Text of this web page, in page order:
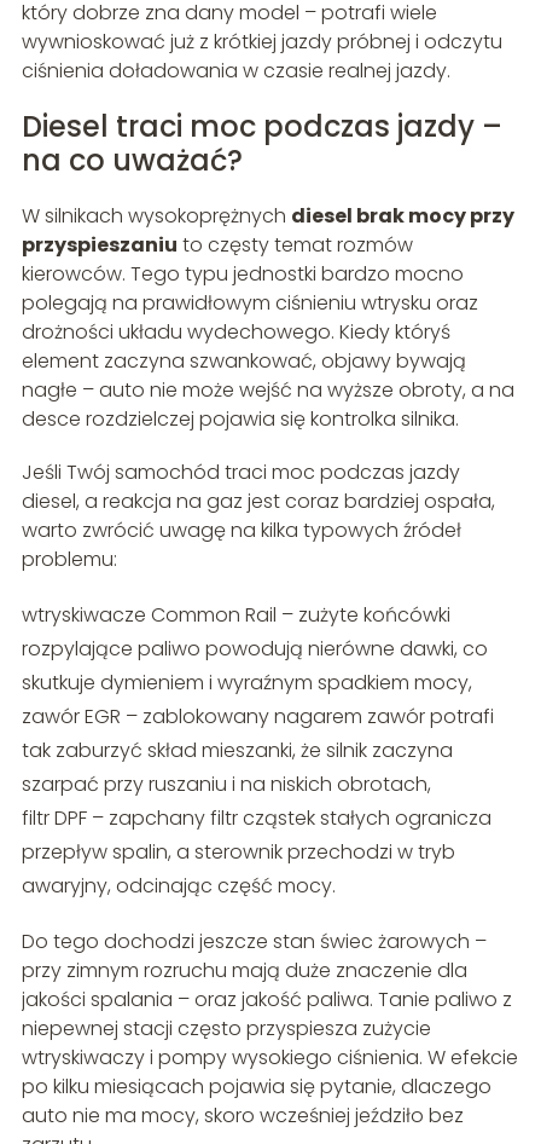
który dobrze zna dany model – potrafi wiele
wywnioskować już z krótkiej jazdy próbnej i odczytu
ciśnienia doładowania w czasie realnej jazdy.
Diesel traci moc podczas jazdy –
na co uważać?
W silnikach wysokoprężnych diesel brak mocy przy
przyspieszaniu to częsty temat rozmów
kierowców. Tego typu jednostki bardzo mocno
polegają na prawidłowym ciśnieniu wtrysku oraz
drożności układu wydechowego. Kiedy któryś
element zaczyna szwankować, objawy bywają
nagłe – auto nie może wejść na wyższe obroty, a na
desce rozdzielczej pojawia się kontrolka silnika.
Jeśli Twój samochód traci moc podczas jazdy
diesel, a reakcja na gaz jest coraz bardziej ospała,
warto zwrócić uwagę na kilka typowych źródeł
problemu:
wtryskiwacze Common Rail – zużyte końcówki
rozpylające paliwo powodują nierówne dawki, co
skutkuje dymieniem i wyraźnym spadkiem mocy,
zawór EGR – zablokowany nagarem zawór potrafi
tak zaburzyć skład mieszanki, że silnik zaczyna
szarpać przy ruszaniu i na niskich obrotach,
filtr DPF – zapchany filtr cząstek stałych ogranicza
przepływ spalin, a sterownik przechodzi w tryb
awaryjny, odcinając część mocy.
Do tego dochodzi jeszcze stan świec żarowych –
przy zimnym rozruchu mają duże znaczenie dla
jakości spalania – oraz jakość paliwa. Tanie paliwo z
niepewnej stacji często przyspiesza zużycie
wtryskiwaczy i pompy wysokiego ciśnienia. W efekcie
po kilku miesiącach pojawia się pytanie, dlaczego
auto nie ma mocy, skoro wcześniej jeździło bez